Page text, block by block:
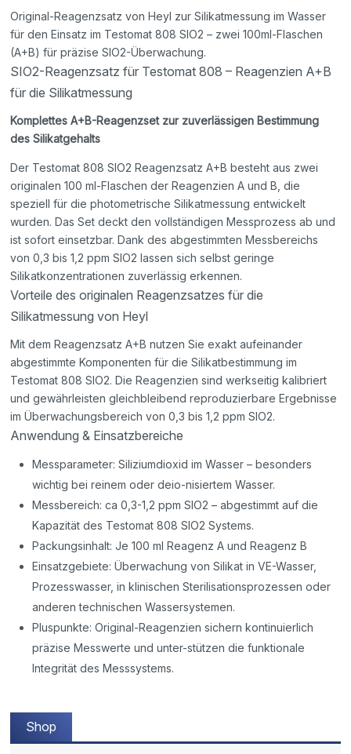
Original-Reagenzsatz von Heyl zur Silikatmessung im Wasser
für den Einsatz im Testomat 808 SIO2 – zwei 100ml-Flaschen
(A+B) für präzise SIO2-Überwachung.
SIO2-Reagenzsatz für Testomat 808 – Reagenzien A+B
für die Silikatmessung
Komplettes A+B-Reagenzset zur zuverlässigen Bestimmung
des Silikatgehalts
Der Testomat 808 SIO2 Reagenzsatz A+B besteht aus zwei
originalen 100 ml-Flaschen der Reagenzien A und B, die
speziell für die photometrische Silikatmessung entwickelt
wurden. Das Set deckt den vollständigen Messprozess ab und
ist sofort einsetzbar. Dank des abgestimmten Messbereichs
von 0,3 bis 1,2 ppm SIO2 lassen sich selbst geringe
Silikatkonzentrationen zuverlässig erkennen.
Vorteile des originalen Reagenzsatzes für die
Silikatmessung von Heyl
Mit dem Reagenzsatz A+B nutzen Sie exakt aufeinander
abgestimmte Komponenten für die Silikatbestimmung im
Testomat 808 SIO2. Die Reagenzien sind werkseitig kalibriert
und gewährleisten gleichbleibend reproduzierbare Ergebnisse
im Überwachungsbereich von 0,3 bis 1,2 ppm SIO2.
Anwendung & Einsatzbereiche
Messparameter: Siliziumdioxid im Wasser – besonders
wichtig bei reinem oder deio-nisiertem Wasser.
Messbereich: ca 0,3-1,2 ppm SIO2 – abgestimmt auf die
Kapazität des Testomat 808 SIO2 Systems.
Packungsinhalt: Je 100 ml Reagenz A und Reagenz B
Einsatzgebiete: Überwachung von Silikat in VE-Wasser,
Prozesswasser, in klinischen Sterilisationsprozessen oder
anderen technischen Wassersystemen.
Pluspunkte: Original-Reagenzien sichern kontinuierlich
präzise Messwerte und unter-stützen die funktionale
Integrität des Messsystems.
Shop